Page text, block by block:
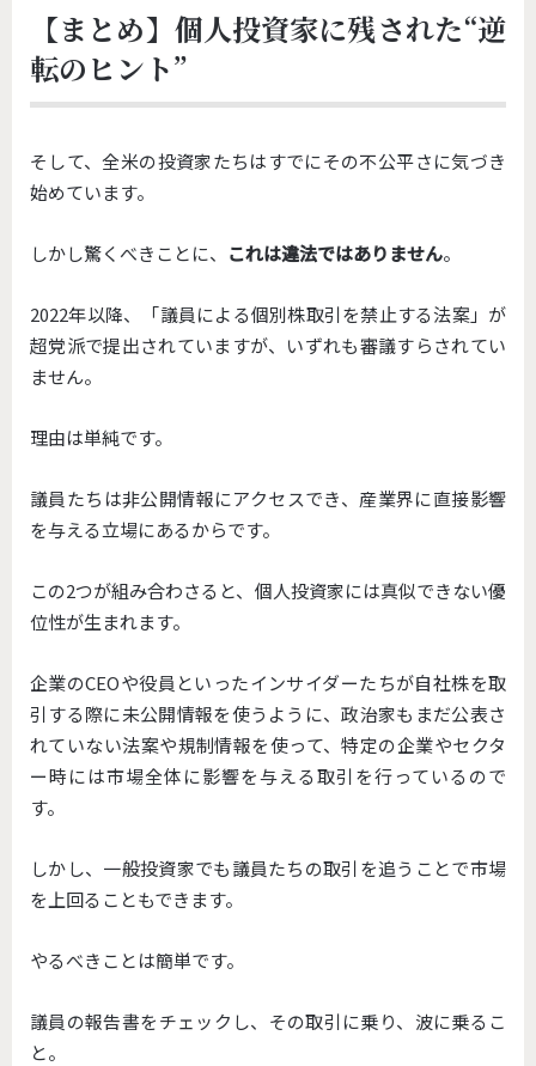
【まとめ】個人投資家に残された“逆
転のヒント”
そして、全米の投資家たちはすでにその不公平さに気づき
始めています。
しかし驚くべきことに、 これは違法ではありません。
2022年以降、「議員による個別株取引を禁止する法案」が
超党派で提出されていますが、いずれも審議すらされてい
ません。
理由は単純です。
議員たちは非公開情報にアクセスでき、産業界に直接影響
を与える立場にあるからです。
この2つが組み合わさると、個人投資家には真似できない優
位性が生まれます。
企業のCEOや役員といったインサイダーたちが自社株を取
引する際に未公開情報を使うように、政治家もまだ公表さ
れていない法案や規制情報を使って、特定の企業やセクタ
ー時には市場全体に影響を与える取引を行っているので
す。
しかし、一般投資家でも議員たちの取引を追うことで市場
を上回ることもできます。
やるべきことは簡単です。
議員の報告書をチェックし、その取引に乗り、波に乗るこ
と。